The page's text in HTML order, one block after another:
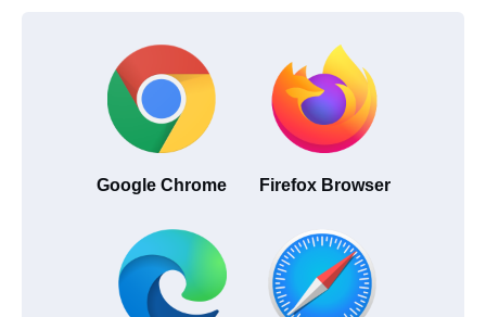
Google Chrome Firefox Browser